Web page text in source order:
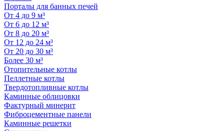
Порталы для банных печей
От 4 до 9 м³
От 6 до 12 м³
От 8 до 20 м³
От 12 до 24 м³
От 20 до 30 м³
Более 30 м³
Отопительные котлы
Пеллетные котлы
Твердотопливные котлы
Каминные облицовки
Фактурный минерит
Фиброцементные панели
Каминные решетки